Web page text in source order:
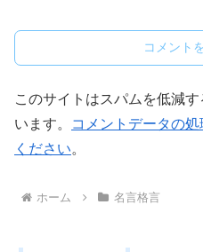
コメント
このサイトはスパムを低減
います。
コメントデータの
ください。
ホーム 名言格言